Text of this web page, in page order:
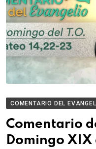
COMENTARIO DEL
Comentario
Domingo XIX